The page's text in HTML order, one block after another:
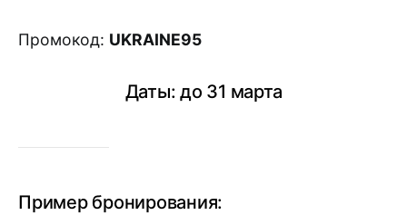
Промокод: UKRAINE95
Даты: до 31 марта
Пример бронирования: